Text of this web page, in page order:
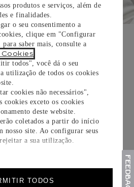
produtos e serviços, além de
e finalidades.
o seu consentimento a
clique em "Configurar
para saber mais, consulte a
todos", você dá o seu
utilização de todos os cookies
cookies não necessários",
cookies exceto os cookies
deste website.
coletados a partir do início
nosso site. Ao configurar seus
a sua utilização.
TODOS
PARA PRESENTE
nossa e-Boutique Cartier são
para presente e oferecem a
um cartão personalizado.
mais
de entrega. Selecione o envio de
de seu pedido.